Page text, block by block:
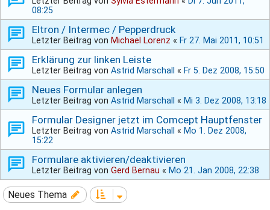
08:25
Eltron / Intermec / Pepperdruck
Letzter Beitrag von Michael Lorenz « Fr 27. Mai 2011, 10:51
Erklärung zur linken Leiste
Letzter Beitrag von Astrid Marschall « Fr 5. Dez 2008, 15:50
Neues Formular anlegen
Letzter Beitrag von Astrid Marschall « Mi 3. Dez 2008, 13:18
Formular Designer jetzt im Comcept Hauptfenster
Letzter Beitrag von Astrid Marschall « Mo 1. Dez 2008,
15:22
Formulare aktivieren/deaktivieren
Letzter Beitrag von Gerd Bernau « Mo 21. Jan 2008, 22:38
Neues Thema